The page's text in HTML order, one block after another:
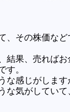
、その株価な
果、売ればお
す。
感じがします
な気がしていて